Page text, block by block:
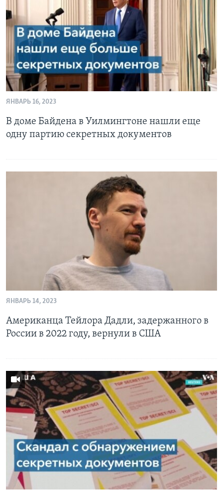
Learning English
СОЦИАЛЬНЫЕ СЕТИ
Языки
ЯНВАРЬ 16, 2023
В доме Байдена в Уилмингтоне нашли еще
одну партию секретных документов
ЯНВАРЬ 14, 2023
Американца Тейлора Дадли, задержанного в
России в 2022 году, вернули в США